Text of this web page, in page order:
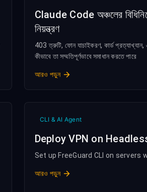
Claude Code অঞ্চলের
নিয়ন্ত্রণ
403 ত্রুটি, ফোন যাচাইকরণ, কার্ড
কীভাবে তা সম্মতিপূর্ণভাবে সমাধান করতে পারে
আরও পড়ুন
CLI & AI Agent
Deploy VPN on
Set up FreeGuard CLI on servers
আরও পড়ুন